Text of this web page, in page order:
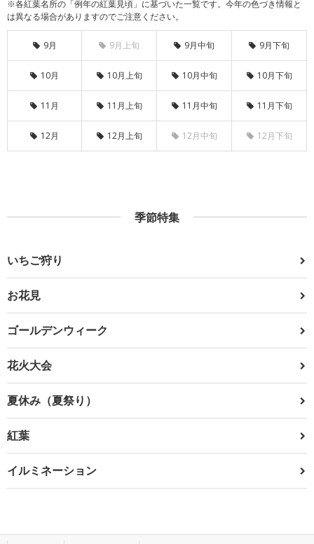
※各紅葉名所の「例年の紅葉見頃」に基づいた一覧です。今年の色づき情報と
は異なる場合がありますのでご注意ください。
9月 9月上旬 9月中旬 9月下旬
10月 10月上旬 10月中旬 10月下旬
11月 11月上旬 11月中旬 11月下旬
12月 12月上旬 12月中旬 12月下旬
季節特集
いちご狩り
お花見
ゴールデンウィーク
花火大会
夏休み（夏祭り）
紅葉
イルミネーション